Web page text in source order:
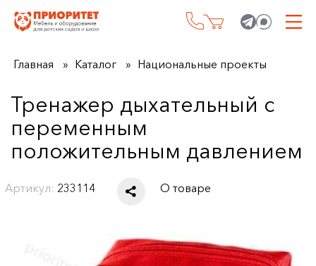
Главная Каталог Национальные проекты
Тренажер дыхательный с
переменным
положительным давлением
Артикул: 233114 О товаре